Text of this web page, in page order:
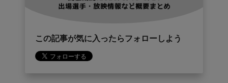
この記事が気に入ったらフォローしよう